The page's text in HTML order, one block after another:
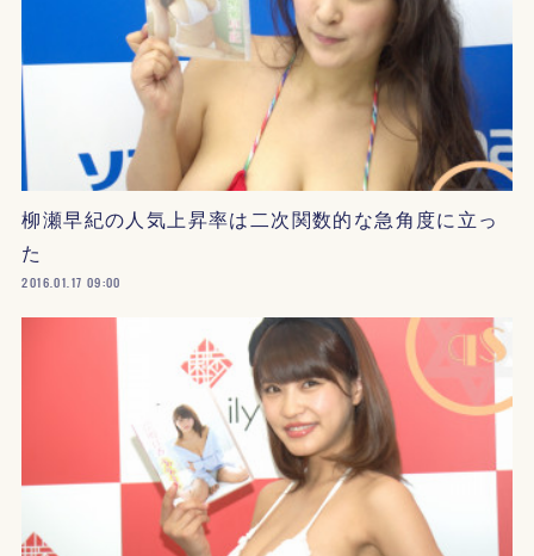
柳瀬早紀の人気上昇率は二次関数的な急角度に立っ
た
2016.01.17 09:00